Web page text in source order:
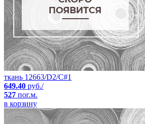
ткань 12663/D2/C#1
649.40 руб./
527 пог.м.
в корзину